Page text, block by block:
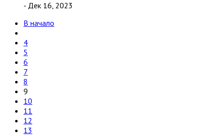
- Дек 16, 2023
В начало
4
5
6
7
8
9
10
11
12
13